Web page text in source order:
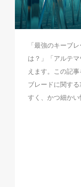
「最強のキーブ
は？」「アルテ
えます。この記
ブレードに関す
すく、かつ細か